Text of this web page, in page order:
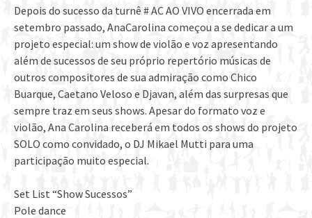
Depois do sucesso da turnê # AC AO VIVO encerrada em
setembro passado, AnaCarolina começou a se dedicar a um
projeto especial: um show de violão e voz apresentando
além de sucessos de seu próprio repertório músicas de
outros compositores de sua admiração como Chico
Buarque, Caetano Veloso e Djavan, além das surpresas que
sempre traz em seus shows. Apesar do formato voz e
violão, Ana Carolina receberá em todos os shows do projeto
SOLO como convidado, o DJ Mikael Mutti para uma
participação muito especial.
Set List “Show Sucessos”
Pole dance